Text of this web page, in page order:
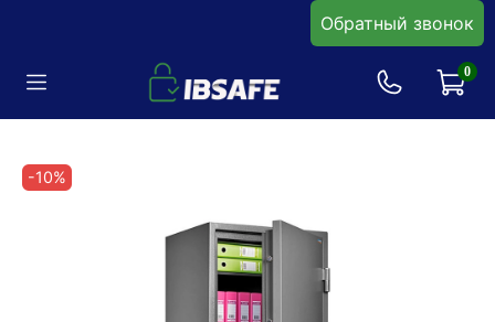
Обратный звонок
0
-10%